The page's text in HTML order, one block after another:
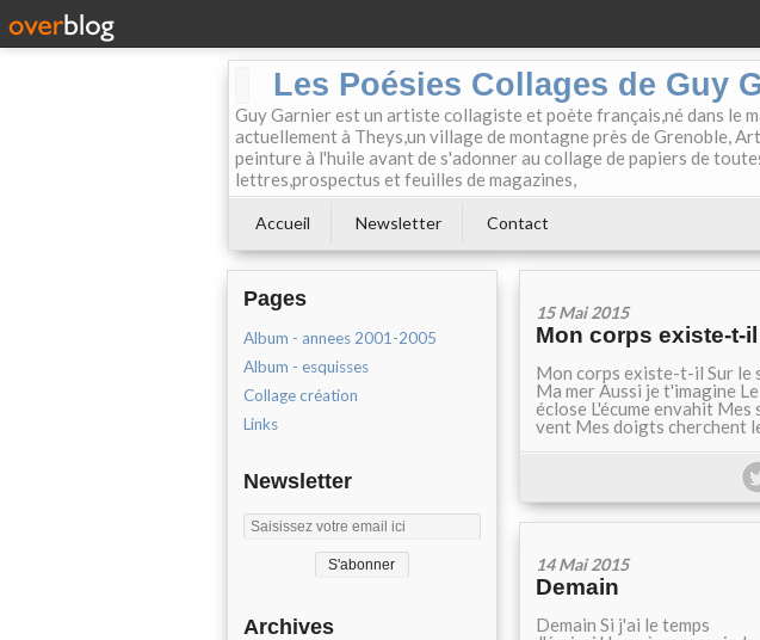
Les Poésies Collages de Guy
Guy Garnier est un artiste collagiste et poète français,né dans le
actuellement à Theys,un village de montagne près de Grenoble,
peinture à l'huile avant de s'adonner au collage de papiers de
lettres,prospectus et feuilles de magazines,
Accueil Newsletter Contact
Pages
Album - annees 2001-2005
Album - esquisses
Collage création
Links
Newsletter
Archives
15 Mai 2015
Mon corps existe-t-il
Mon corps existe-t-il Sur le
Ma mer Aussi je t'imagine
éclose L'écume envahit
vent Mes doigts cherchent
14 Mai 2015
Demain
Demain Si j'ai le temps